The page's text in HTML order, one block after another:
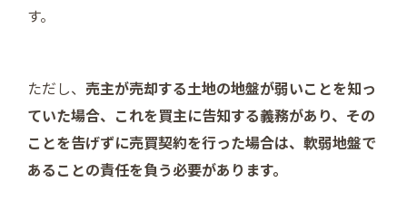
す。
ただし、 売主が売却する土地の地盤が弱いことを知っ
ていた場合、これを買主に告知する義務があり、その
ことを告げずに売買契約を行った場合は、軟弱地盤で
あることの責任を負う必要があります。